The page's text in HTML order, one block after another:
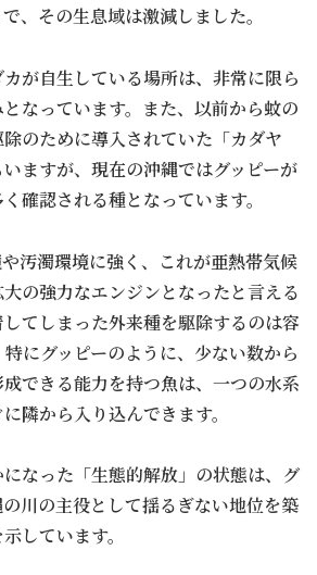
、その生息域は激減しました。
が自生している場所は、非常に限ら
なっています。また、以前から蚊の
のために導入されていた「カダヤ
ますが、現在の沖縄ではグッピーが
確認される種となっています。
汚濁環境に強く、これが亜熱帯気候
の強力なエンジンとなったと言える
てしまった外来種を駆除するのは容
にグッピーのように、少ない数から
できる能力を持つ魚は、一つの水系
隣から入り込んできます。
なった「生態的解放」の状態は、グ
川の主役として揺るぎない地位を築
しています。